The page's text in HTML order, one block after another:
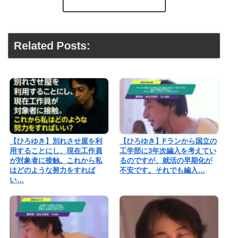
Related Posts:
【ひろゆき】別れさせ屋を利
用することにし、現在工作員
が対象者に接触。これから私
はどのような努力をすれば
い…
【ひろゆき】Fランから国立の
工学部に3年次編入を考えてい
るのですが、就活の早期化が
不安です。それでも編入…